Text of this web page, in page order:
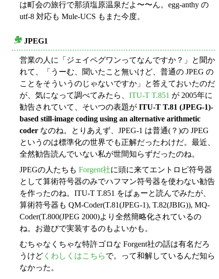
は町会の旅行で那須塩原温泉だよ〜〜ん。egg-anthy の
utf-8 対応も Mule-UCS もまた今度。
JPEG1
営業の人に「ジェイペグワンってなんですか？」と聞か
れて、「うーむ、聞いたこと無いけど、普通の JPEG の
ことをそういうのじゃないですか」と答えておいたのだ
が、気になって調べてみたら、 ITU-T T.851 が 2005年に
勧告されていて、そいつの表題が ITU-T T.81 (JPEG-1)-
based still-image coding using an alternative arithmetic
coder なのね。とりあえず、JPEG-1 は普通(？)の JPEG
というのは標準化の世界でも正解だったわけだ。最近、
全然勧告読んでいない私が世間知らずだったのね。
JPEGの人たちも Forgent社に頭に来てエントロピ符号器
として算術符号器のみでハフマン符号器を使わない勧告
を作ったのね。ITU-T T.851 をぱぁーと読んでみたが、
算術符号器も QM-Coder(T.81(JPEG-1), T.82(JBIG)), MQ-
Coder(T.800(JPEG 2000)より全然簡略化されているの
ね。お遊びで実装するのもよいかも。
むちゃなくちゃな特許ゴロな Forgent社の話は有名だろ
うけど くわしくはこちらで。って和解しているんだ知ら
なかった。